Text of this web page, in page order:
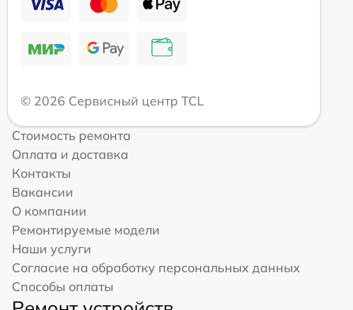
© 2026 Сервисный центр TCL
Стоимость ремонта
Оплата и доставка
Контакты
Вакансии
О компании
Ремонтируемые модели
Наши услуги
Согласие на обработку персональных данных
Способы оплаты